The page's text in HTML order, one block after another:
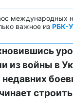
международных
важное из РБК-
из войны в
недавних